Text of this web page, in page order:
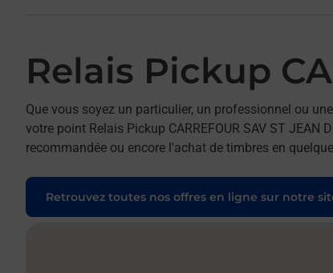
Relais Pickup
Que vous soyez un particulier, un professionnel ou
votre point Relais Pickup CARREFOUR SAV ST JEAN
recommandée ou encore l'achat de timbres en
Retrouvez toutes nos offres en ligne sur notre